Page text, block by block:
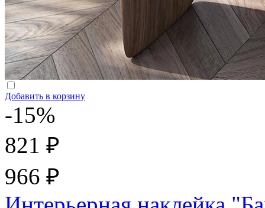
Добавить в корзину
-15%
821 ₽
966 ₽